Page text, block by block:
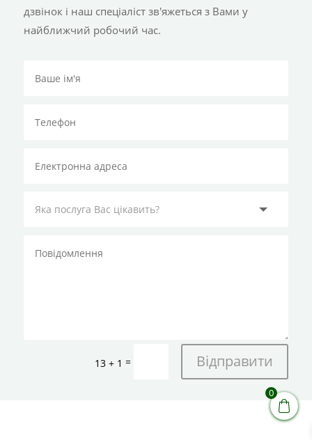
дзвінок і наш спеціаліст зв'яжеться з Вами у
найближчий робочий час.
13 + 1 = Відправити
0